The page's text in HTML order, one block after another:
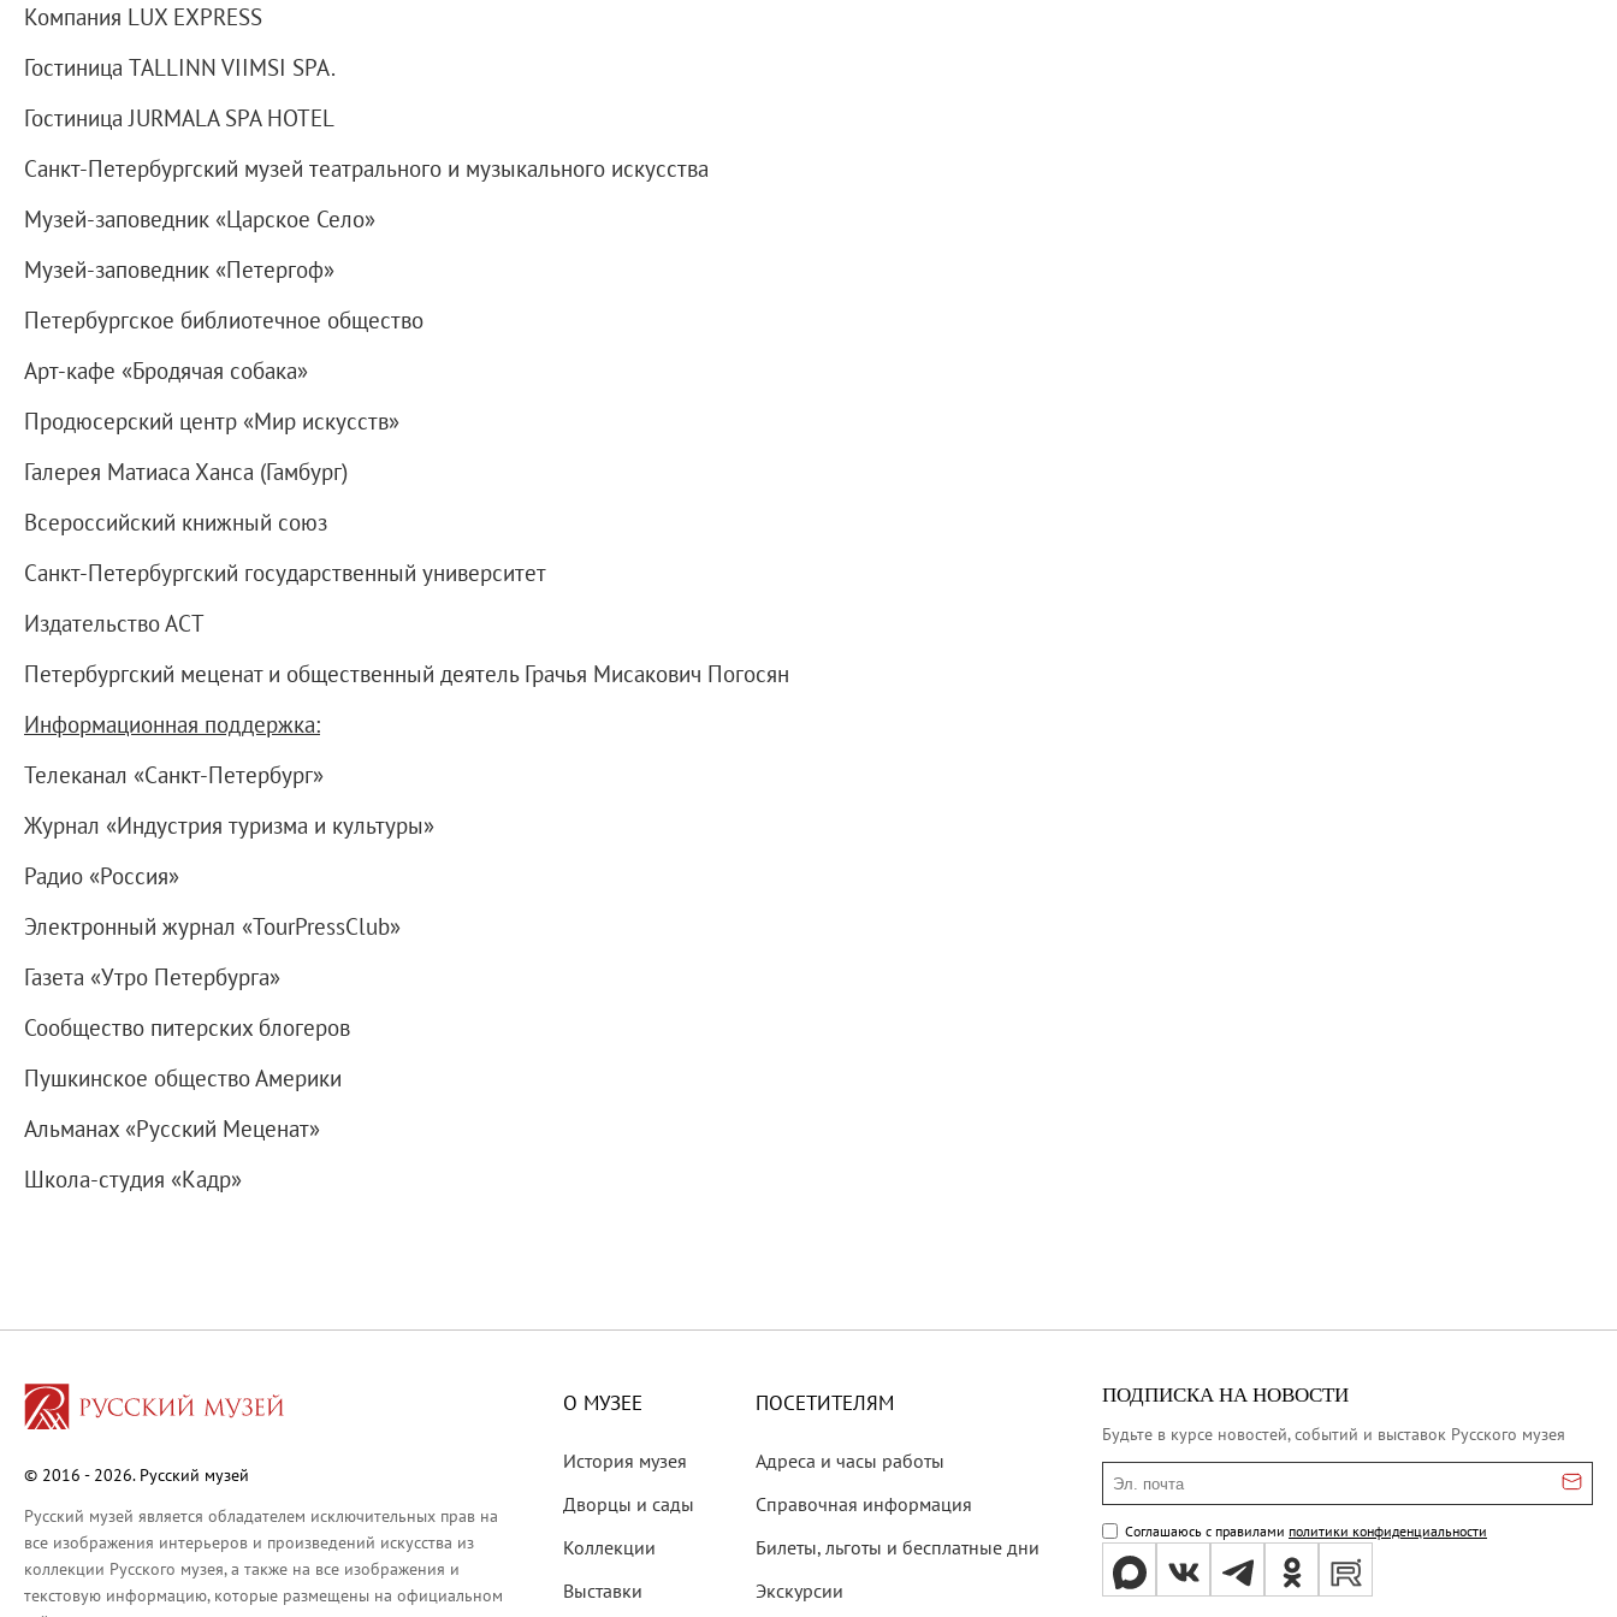
Восточный павильон Михайловского замка
Клуб Друзей Русского музея
Партнеры и спонсоры
Культурно-просветительские и выставочные центры Русского музея
Ассоциация художественных музеев
Локальные нормативные акты
Уставные документы
Результаты проведения специальной оценки условий труда
Аренда
Противодействие терроризму
Противодействие коррупции
Страницы памяти
Коллекции
Живопись XVIII – первой половины XIX вв.
Живопись второй половины XIX века - начала XXI века
Скульптура XVIII – начала XX вв.
Скульптура XX – XXI вв.
Нумизматика
Гравюра
Декоративно-прикладное искусство
Народное искусство
Искусство новейших течений
Архив изображений
Современная фотография
Дар Петера и Ирене Людвиг
Молодёжный совет
Каталоги и альбомы
Научные каталоги собрания
Научные сборники
Лекции
Реставрация
Открытая реставрация шедевров Григория Угрюмова
Детям
События
Компания LUX EXPRESS
Гостиница TALLINN VIIMSI SPA.
Гостиница JURMALA SPA HOTEL
Санкт-Петербургский музей театрального и музыкального искусства
Музей-заповедник «Царское Село»
Музей-заповедник «Петергоф»
Петербургское библиотечное общество
Арт-кафе «Бродячая собака»
Продюсерский центр «Мир искусств»
Галерея Матиаса Ханса (Гамбург)
Всероссийский книжный союз
Санкт-Петербургский государственный университет
Издательство АСТ
Петербургский меценат и общественный деятель Грачья Мисакович Погосян
Информационная поддержка:
Телеканал «Санкт-Петербург»
Журнал «Индустрия туризма и культуры»
Радио «Россия»
Электронный журнал «TourPressClub»
Газета «Утро Петербурга»
Сообщество питерских блогеров
Пушкинское общество Америки
Альманах «Русский Меценат»
Школа-студия «Кадр»
© 2016 - 2026. Русский музей
Русский музей является обладателем исключительных прав на
все изображения интерьеров и произведений искусства из
коллекции Русского музея, а также на все изображения и
текстовую информацию, которые размещены на официальном
О МУЗЕЕ
История музея
Дворцы и сады
Коллекции
Выставки
ПОСЕТИТЕЛЯМ
Адреса и часы работы
Справочная информация
Билеты, льготы и бесплатные дни
Экскурсии
ПОДПИСКА НА НОВОСТИ
Будьте в курсе новостей, событий и выставок Русского музея
Эл. почта
Соглашаюсь с правилами политики конфиденциальности